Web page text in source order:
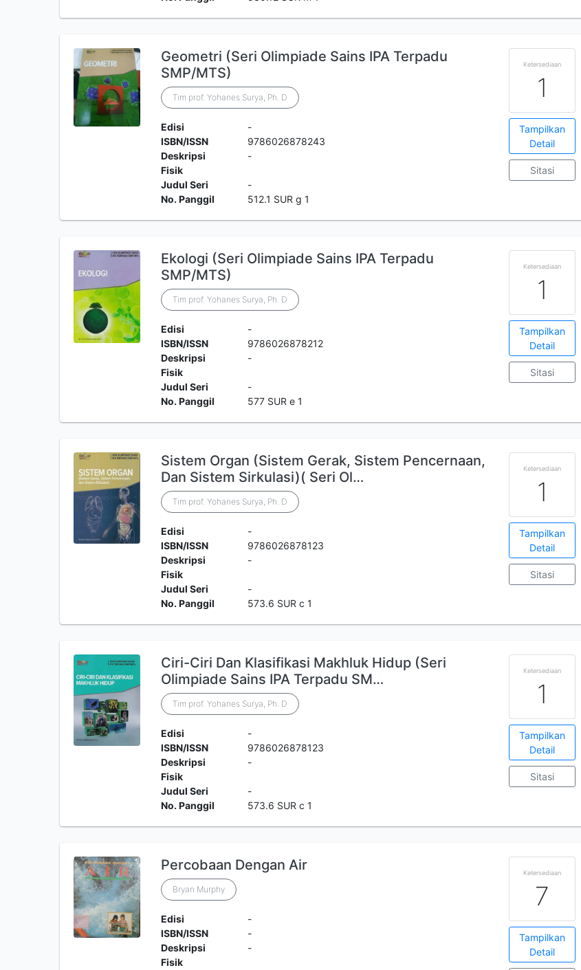
Geometri (Seri Olimpiade Sains IPA Terpadu
SMP/MTS)
Tim prof. Yohanes Surya, Ph. D
Edisi
-
ISBN/ISSN
9786026878243
Deskripsi
Fisik
-
Judul Seri
-
No. Panggil
512.1 SUR g 1
Ketersediaan
1
Tampilkan
Detail
Sitasi
Ekologi (Seri Olimpiade Sains IPA Terpadu
SMP/MTS)
Tim prof. Yohanes Surya, Ph. D
Edisi
-
ISBN/ISSN
9786026878212
Deskripsi
Fisik
-
Judul Seri
-
No. Panggil
577 SUR e 1
Ketersediaan
1
Tampilkan
Detail
Sitasi
Sistem Organ (Sistem Gerak, Sistem Pencernaan,
Dan Sistem Sirkulasi)( Seri Ol…
Tim prof. Yohanes Surya, Ph. D
Edisi
-
ISBN/ISSN
9786026878123
Deskripsi
Fisik
-
Judul Seri
-
No. Panggil
573.6 SUR c 1
Ketersediaan
1
Tampilkan
Detail
Sitasi
Ciri-Ciri Dan Klasifikasi Makhluk Hidup (Seri
Olimpiade Sains IPA Terpadu SM…
Tim prof. Yohanes Surya, Ph. D
Edisi
-
ISBN/ISSN
9786026878123
Deskripsi
Fisik
-
Judul Seri
-
No. Panggil
573.6 SUR c 1
Ketersediaan
1
Tampilkan
Detail
Sitasi
Percobaan Dengan Air
Bryan Murphy
Edisi
-
ISBN/ISSN
-
Deskripsi
Fisik
-
Ketersediaan
7
Tampilkan
Detail